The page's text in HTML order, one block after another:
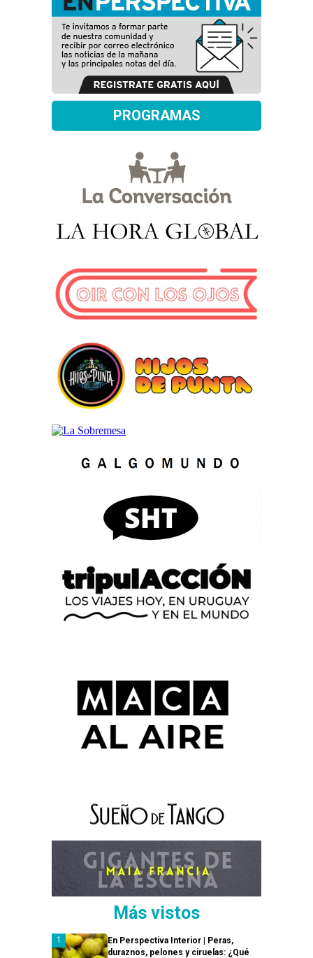
PROGRAMAS
Más vistos
En Perspectiva Interior | Peras,
duraznos, pelones y ciruelas: ¿Qué